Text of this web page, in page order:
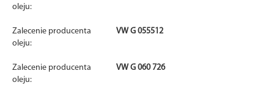
oleju:
Zalecenie producenta
oleju:
VW G 055512
Zalecenie producenta
oleju:
VW G 060 726